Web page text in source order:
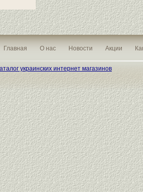
Главная О нас Новости Акции